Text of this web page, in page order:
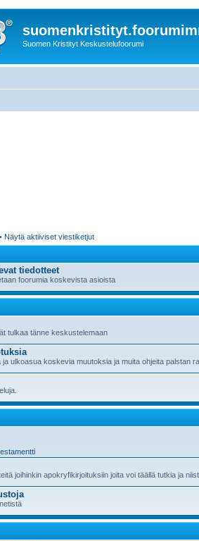
Suomen Kristityt Keskustelufoorumi
• Näytä aktiiviset viestiketjut
tiedotteet
foorumia koskevista asioista
tulkaa tänne keskustelemaan
ja ulkoasua koskevia muutoksia ja muita ohjeita palstan
joihinkin apokryfikirjoituksiin joita voi täällä tutkia ja